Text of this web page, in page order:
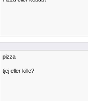
pizza
tjej eller kille?